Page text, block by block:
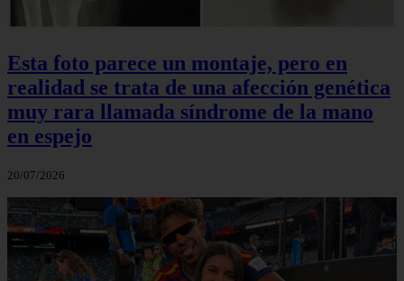
Esta foto parece un montaje, pero en
realidad se trata de una afección genética
muy rara llamada síndrome de la mano
en espejo
20/07/2026